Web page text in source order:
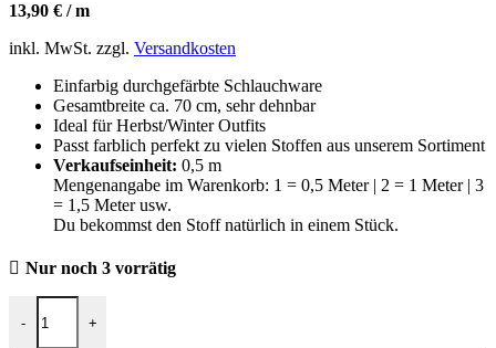
13,90 € /m
inkl. MwSt. zzgl. Versandkosten
Einfarbig durchgefärbte Schlauchware
Gesamtbreite ca. 70 cm, sehr dehnbar
Ideal für Herbst/Winter Outfits
Passt farblich perfekt zu vielen Stoffen aus unserem Sortiment
Verkaufseinheit: 0,5 m
Mengenangabe im Warenkorb: 1 = 0,5 Meter | 2 = 1 Meter | 3
= 1,5 Meter usw.
Du bekommst den Stoff natürlich in einem Stück.
Nur noch 3 vorrätig
-
Grobstrickbündchen "Heiko" | Schlauchware | Altrosé Menge
+